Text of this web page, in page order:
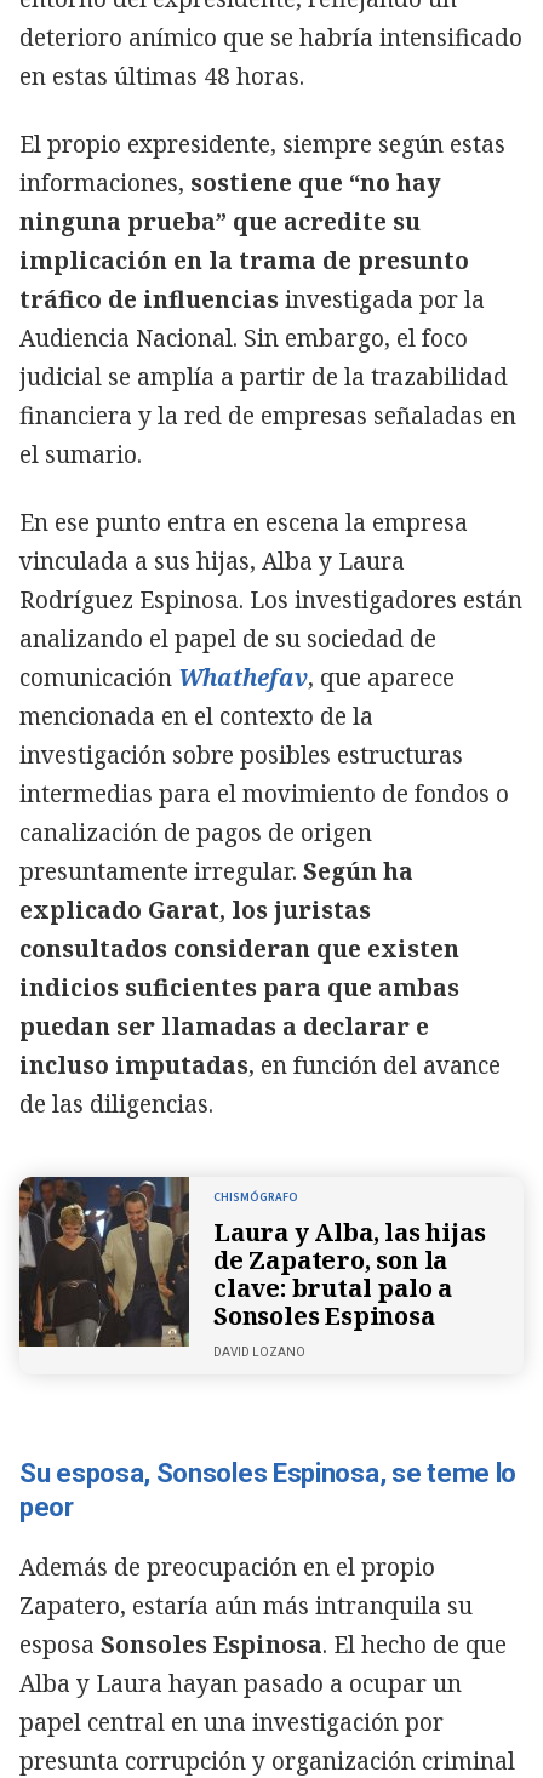
deterioro anímico que se habría intensificado
en estas últimas 48 horas.
El propio expresidente, siempre según estas
informaciones, sostiene que “no hay
ninguna prueba” que acredite su
implicación en la trama de presunto
tráfico de influenciasinvestigada por la
Audiencia Nacional. Sin embargo, el foco
judicial se amplía a partir de la trazabilidad
financiera y la red de empresas señaladas en
el sumario.
En ese punto entra en escena la empresa
vinculada a sus hijas, Alba y Laura
Rodríguez Espinosa. Los investigadores están
analizando el papel de su sociedad de
comunicación Whathefav, que aparece
mencionada en el contexto de la
investigación sobre posibles estructuras
intermedias para el movimiento de fondos o
canalización de pagos de origen
presuntamente irregular. Según ha
explicado Garat, los juristas
consultados consideran que existen
indicios suficientes para que ambas
puedan ser llamadas a declarar e
incluso imputadas, en función del avance
de las diligencias.
CHISMÓGRAFO
Laura y Alba, las hijas
de Zapatero, son la
clave: brutal palo a
Sonsoles Espinosa
DAVID LOZANO
Su esposa, Sonsoles Espinosa, se teme lo
peor
Además de preocupación en el propio
Zapatero, estaría aún más intranquila su
esposa Sonsoles Espinosa. El hecho de que
Alba y Laura hayan pasado a ocupar un
papel central en una investigación por
presunta corrupción y organización criminal